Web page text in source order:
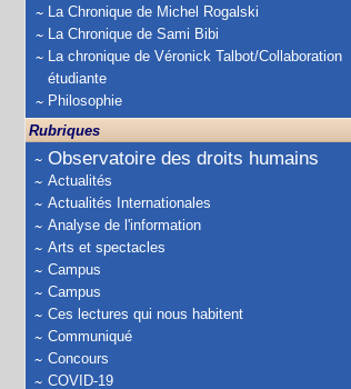
La Chronique de Michel Rogalski
La Chronique de Sami Bibi
La chronique de Véronick Talbot/Collaboration
étudiante
Philosophie
Rubriques
Observatoire des droits humains
Actualités
Actualités Internationales
Analyse de l'information
Arts et spectacles
Campus
Campus
Ces lectures qui nous habitent
Communiqué
Concours
COVID-19